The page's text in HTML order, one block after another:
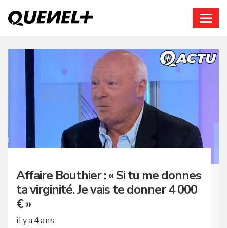
Affaire Bouthier : « Si tu me donnes
ta virginité. Je vais te donner 4 000
€ »
il y a 4 ans